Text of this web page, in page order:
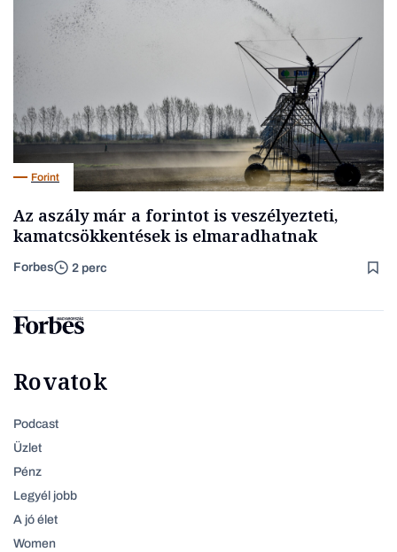
Forint
Az aszály már a forintot is veszélyezteti,
kamatcsökkentések is elmaradhatnak
Forbes 2 perc
Rovatok
Podcast
Üzlet
Pénz
Legyél jobb
A jó élet
Women